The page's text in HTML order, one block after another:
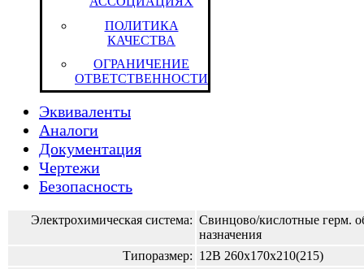
ПОЛИТИКА
КАЧЕСТВА
ОГРАНИЧЕНИЕ
ОТВЕТСТВЕННОСТИ
Штука (ОКЕИ:796)
Характеристики
Эквиваленты
Аналоги
Документация
Чертежи
Безопасность
Электрохимическая система: Свинцово/кислотные герм.
назначения
Типоразмер: 12В 260х170х210(215)